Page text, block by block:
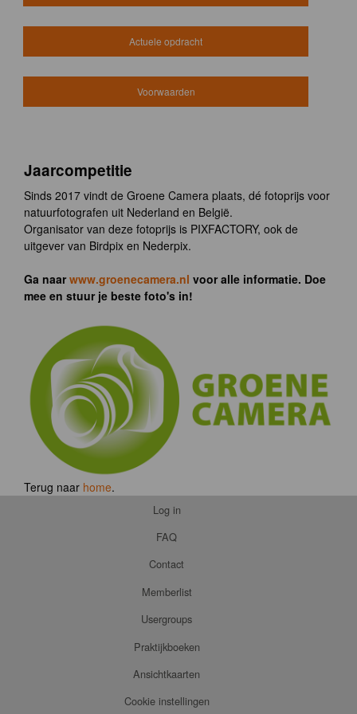
Actuele opdracht
Voorwaarden
Jaarcompetitie
Sinds 2017 vindt de Groene Camera plaats, dé fotoprijs voor
natuurfotografen uit Nederland en België.
Organisator van deze fotoprijs is PIXFACTORY, ook de
uitgever van Birdpix en Nederpix.
Ga naarwww.groenecamera.nl voor alle informatie. Doe
mee en stuur je beste foto's in!
Terug naar home.
Log in
FAQ
Contact
Memberlist
Usergroups
Praktijkboeken
Ansichtkaarten
Cookie instellingen